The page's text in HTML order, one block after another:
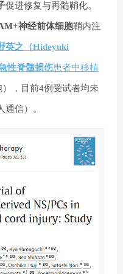
促进修复与再髓鞘化。
神经前体细胞鞘内注
英之（Hideyuki
性脊髓损伤患者中移植
），目前4例受试者均未
信）。